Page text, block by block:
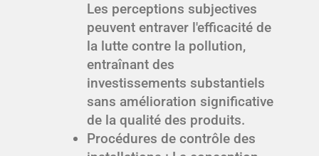
Les perceptions subjectives
peuvent entraver l'efficacité de
la lutte contre la pollution,
entraînant des
investissements substantiels
sans amélioration significative
de la qualité des produits.
Procédures de contrôle des